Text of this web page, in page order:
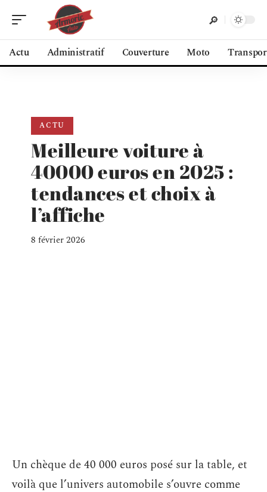
Actu Administratif Couverture Moto
ACTU
Meilleure voiture à
40000 euros en 2025 :
tendances et choix à
l’affiche
8 février 2026
Un chèque de 40 000 euros posé sur la table, et
voilà que l’univers automobile s’ouvre comme